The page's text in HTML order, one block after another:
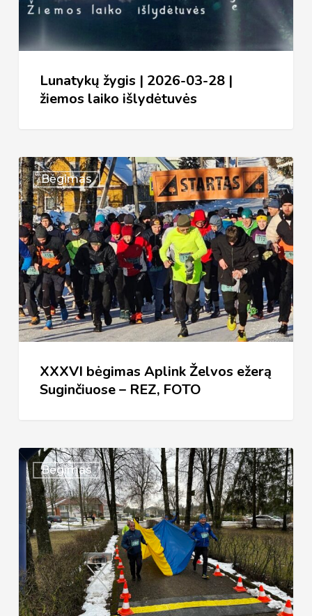
žiemos
laiko
išlydėtuvės
Lunatykų žygis | 2026-03-28 |
žiemos laiko išlydėtuvės
Bėgimas
XXXVI
bėgimas
Aplink
Želvos
ežerą
Suginčiuose
–
REZ,
FOTO
XXXVI bėgimas Aplink Želvos ežerą
Suginčiuose – REZ, FOTO
Bėgimas
XXXVI
TRADICINIS
BĖGIMAS
„APLINK
ŽELVOS
EŽERĄ“
(NUOSTATAI)